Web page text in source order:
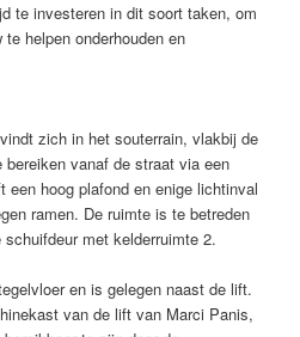
te investeren in dit soort taken, om
helpen onderhouden en
zich in het souterrain, vlakbij de
vanaf de straat via een
een hoog plafond en enige lichtinval
ramen. De ruimte is te betreden
met kelderruimte 2.
en is gelegen naast de lift.
van de lift van Marci Panis,